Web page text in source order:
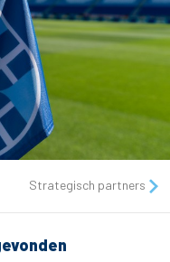
Strategisch partners